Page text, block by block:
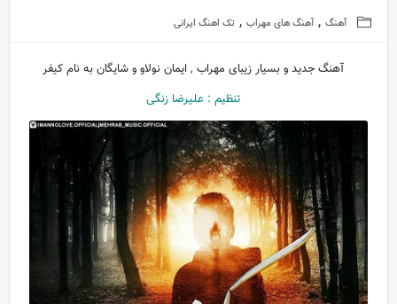
آهنگ , آهنگ های مهراب , تک اهنگ ایرانی
آهنگ جدید و بسیار زیبای مهراب , ایمان نولاو و شایگان به نام کیفر
تنظیم : علیرضا زنگی